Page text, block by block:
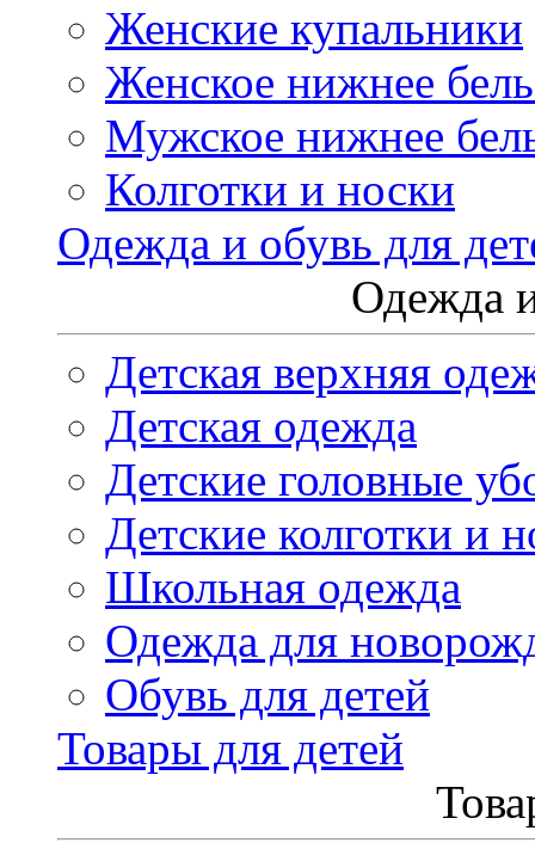
Женские купальники
Женское нижнее
Мужское нижнее
Колготки и носки
Одежда и обувь для
Одежда
Детская верхняя
Детская одежда
Детские головные
Детские колготки и
Школьная одежда
Одежда для
Обувь для детей
Товары для детей